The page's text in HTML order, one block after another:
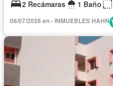
2 Recámaras 1 Baño
06/07/2026 en - INMUEBLES HAHN